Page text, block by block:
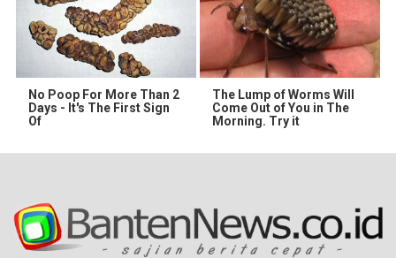
No Poop For More Than 2
Days - It's The First Sign
Of
The Lump of Worms Will
Come Out of You in The
Morning. Try it